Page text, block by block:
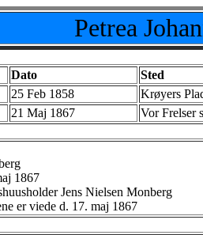
Petrea
Dato
Sted
25 Feb 1858
Krøyers
21 Maj 1867 Vor Frelser
1867
Jens Nielsen Monberg
er viede d. 17. maj 1867